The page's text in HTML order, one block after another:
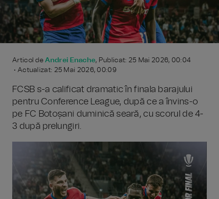
Articol deAndrei Enache, Publicat: 25 Mai 2026, 00:04
• Actualizat: 25 Mai 2026, 00:09
FCSB s-a calificat dramatic în finala barajului
pentru Conference League, după ce a învins-o
pe FC Botoșani duminică seară, cu scorul de 4-
3 după prelungiri.